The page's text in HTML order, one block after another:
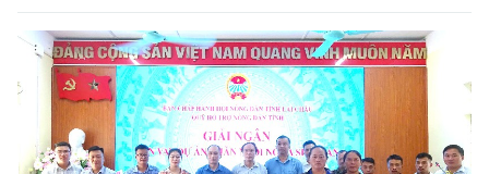
trường tiêu thụ cho các sản phẩm đặc hữu, sản phẩm
OCOP và các mặt hàng có tiềm năng xuất khẩu của địa
phương.